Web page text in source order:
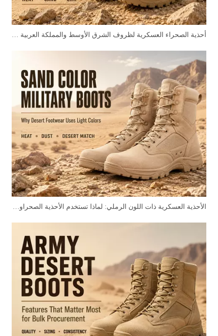
أحذية الصحراء العسكرية لظروف الشرق الأوسط والمملكة العربية السعودية
الأحذية العسكرية ذات اللون الرملي: لماذا تستخدم الأحذية الصحراوية الألوان الفاتحة